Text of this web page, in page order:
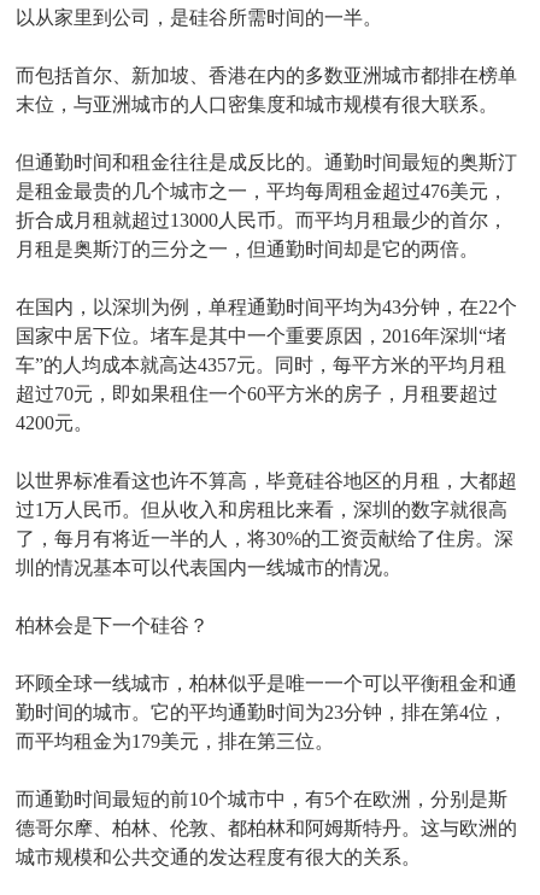
以从家里到公司，是硅谷所需时间的一半。
而包括首尔、新加坡、香港在内的多数亚洲城市都排在榜单
末位，与亚洲城市的人口密集度和城市规模有很大联系。
但通勤时间和租金往往是成反比的。通勤时间最短的奥斯汀
是租金最贵的几个城市之一，平均每周租金超过476美元，
折合成月租就超过13000人民币。而平均月租最少的首尔，
月租是奥斯汀的三分之一，但通勤时间却是它的两倍。
在国内，以深圳为例，单程通勤时间平均为43分钟，在22个
国家中居下位。堵车是其中一个重要原因，2016年深圳“堵
车”的人均成本就高达4357元。同时，每平方米的平均月租
超过70元，即如果租住一个60平方米的房子，月租要超过
4200元。
以世界标准看这也许不算高，毕竟硅谷地区的月租，大都超
过1万人民币。但从收入和房租比来看，深圳的数字就很高
了，每月有将近一半的人，将30%的工资贡献给了住房。深
圳的情况基本可以代表国内一线城市的情况。
柏林会是下一个硅谷？
环顾全球一线城市，柏林似乎是唯一一个可以平衡租金和通
勤时间的城市。它的平均通勤时间为23分钟，排在第4位，
而平均租金为179美元，排在第三位。
而通勤时间最短的前10个城市中，有5个在欧洲，分别是斯
德哥尔摩、柏林、伦敦、都柏林和阿姆斯特丹。这与欧洲的
城市规模和公共交通的发达程度有很大的关系。